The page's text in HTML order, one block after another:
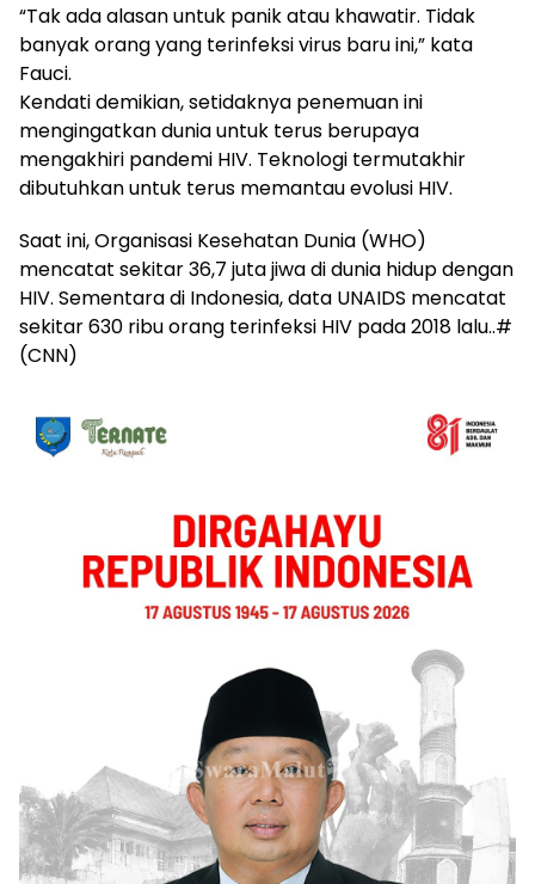
“Tak ada alasan untuk panik atau khawatir. Tidak
banyak orang yang terinfeksi virus baru ini,” kata
Fauci.
Kendati demikian, setidaknya penemuan ini
mengingatkan dunia untuk terus berupaya
mengakhiri pandemi HIV. Teknologi termutakhir
dibutuhkan untuk terus memantau evolusi HIV.
Saat ini, Organisasi Kesehatan Dunia (WHO)
mencatat sekitar 36,7 juta jiwa di dunia hidup dengan
HIV. Sementara di Indonesia, data UNAIDS mencatat
sekitar 630 ribu orang terinfeksi HIV pada 2018 lalu..#
(CNN)